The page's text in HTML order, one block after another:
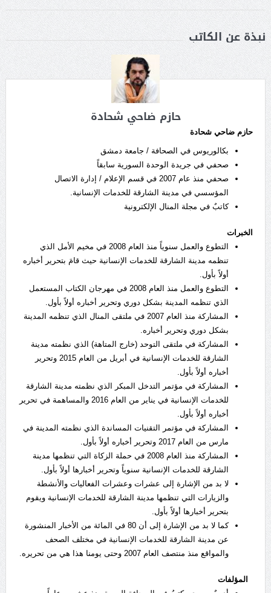
نبذة عن الكاتب
حازم ضاحي شحادة
حازم ضاحي شحادة
بكالوريوس في الصحافة / جامعة دمشق
صحفي في جريدة الوحدة السورية سابقاً
صحفي منذ عام 2007 في قسم الإعلام / إدارة الاتصال
المؤسسي في مدينة الشارقة للخدمات الإنسانية.
كاتبٌ في مجلة المنال الإلكترونية
الخبرات
التطوع والعمل سنوياً منذ العام 2008 في مخيم الأمل الذي
تنظمه مدينة الشارقة للخدمات الإنسانية حيث قامَ بتحرير أخباره
أولاً بأول.
التطوع والعمل منذ العام 2008 في مهرجان الكتاب المستعمل
الذي تنظمه المدينة بشكل دوري وتحرير أخباره أولاً بأول.
المشاركة منذ العام 2007 في ملتقى المنال الذي تنظمه المدينة
بشكل دوري وتحرير أخباره.
المشاركة في ملتقى التوحد (خارج المتاهة) الذي نظمته مدينة
الشارقة للخدمات الإنسانية في أبريل من العام 2015 وتحرير
أخباره أولاً بأول.
المشاركة في مؤتمر التدخل المبكر الذي نظمته مدينة الشارقة
للخدمات الإنسانية في يناير من العام 2016 والمساهمة في تحرير
أخباره أولاً بأول.
المشاركة في مؤتمر التقنيات المساندة الذي نظمته المدينة في
مارس من العام 2017 وتحرير أخباره أولاً بأول.
المشاركة منذ العام 2008 في حملة الزكاة التي تنظمها مدينة
الشارقة للخدمات الإنسانية سنوياً وتحرير أخبارها أولاً بأول.
لا بد من الإشارة إلى عشرات وعشرات الفعاليات والأنشطة
والزيارات التي تنظمها مدينة الشارقة للخدمات الإنسانية ويقوم
بتحرير أخبارها أولاً بأول.
كما لا بد من الإشارة إلى أن 80 في المائة من الأخبار المنشورة
عن مدينة الشارقة للخدمات الإنسانية في مختلف الصحف
والمواقع منذ منتصف العام 2007 وحتى يومنا هذا هي من تحريره.
المؤلفات